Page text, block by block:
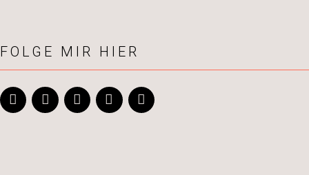
FOLGE MIR HIER